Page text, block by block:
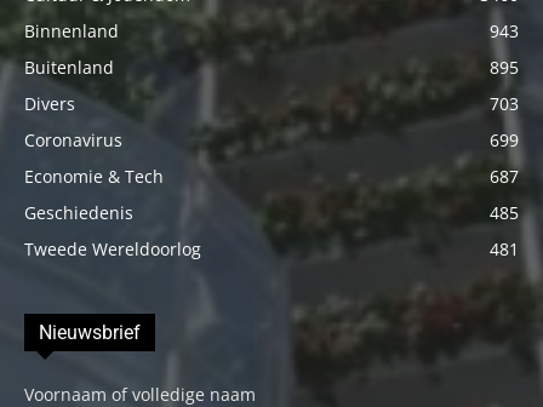
Binnenland
943
Buitenland
895
Divers
703
Coronavirus
699
Economie & Tech
687
Geschiedenis
485
Tweede Wereldoorlog
481
Nieuwsbrief
Voornaam of volledige naam